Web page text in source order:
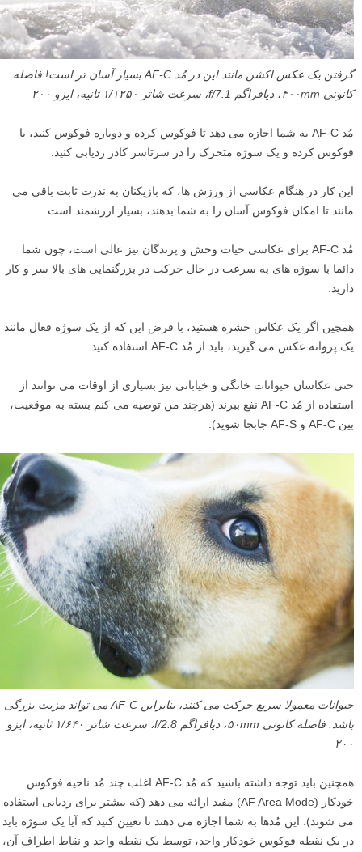
گرفتن یک عکس اکشن مانند این در مُد AF-C بسیار آسان تر است! فاصله
کانونی ۴۰۰mm، دیافراگم f/7.1، سرعت شاتر ۱/۱۲۵۰ ثانیه، ایزو ۲۰۰
مُد AF-C به شما اجازه می دهد تا فوکوس کرده و دوباره فوکوس کنید، یا
فوکوس کرده و یک سوژه متحرک را در سرتاسر کادر ردیابی کنید.
این کار در هنگام عکاسی از ورزش ها، که بازیکنان به ندرت ثابت باقی می
مانند تا امکان فوکوس آسان را به شما بدهند، بسیار ارزشمند است.
مُد AF-C برای عکاسی حیات وحش و پرندگان نیز عالی است، چون شما
دائما با سوژه های به سرعت در حال حرکت در بزرگنمایی های بالا سر و کار
دارید.
همچین اگر یک عکاس حشره هستید، با فرض این که از یک سوژه فعال مانند
یک پروانه عکس می گیرید، باید از مُد AF-C استفاده کنید.
حتی عکاسان حیوانات خانگی و خیابانی نیز بسیاری از اوقات می توانند از
استفاده از مُد AF-C نفع ببرند (هرچند من توصیه می کنم بسته به موقعیت،
بین AF-C و AF-S جابجا شوید).
حیوانات معمولا سریع حرکت می کنند، بنابراین AF-C می تواند مزیت بزرگی
باشد. فاصله کانونی ۵۰mm، دیافراگم f/2.8، سرعت شاتر ۱/۶۴۰ ثانیه، ایزو
۲۰۰
همچنین باید توجه داشته باشید که مُد AF-C اغلب چند مُد ناحیه فوکوس
خودکار (AF Area Mode) مفید ارائه می دهد (که بیشتر برای ردیابی استفاده
می شوند). این مُدها به شما اجازه می دهند تا تعیین کنید که آیا یک سوژه باید
در یک نقطه فوکوس خودکار واحد، توسط یک نقطه واحد و نقاط اطراف آن،